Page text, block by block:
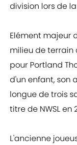
division lors de la
Elément majeur
milieu de terrain
pour Portland
d'un enfant, son
longue de trois
titre de NWSL en
L'ancienne